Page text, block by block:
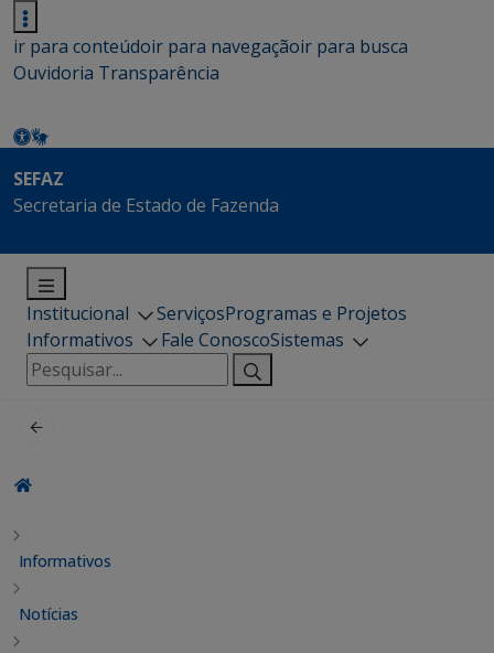
ir para conteúdoir para navegaçãoir para busca
Ouvidoria Transparência
SEFAZ
Secretaria de Estado de Fazenda
Institucional ServiçosProgramas e Projetos
Informativos
Fale ConoscoSistemas
Pesquisar
por:
Informativos
Notícias